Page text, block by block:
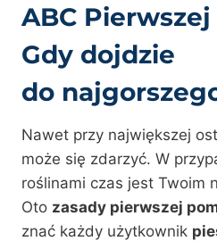
ABC
Gdy dojdzie
do
Nawet przy największej
może się zdarzyć. W
roślinami czas jest Twoim
Oto zasady pierwszej
znać każdy użytkownik